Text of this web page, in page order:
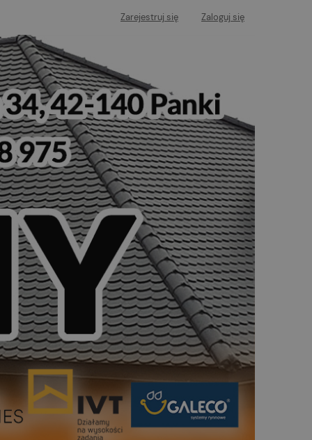
Zarejestruj się Zaloguj się